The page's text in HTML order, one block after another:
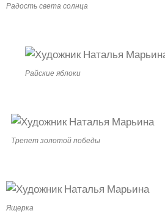
Радость света солнца
Райские яблоки
Трепет золотой победы
Ящерка